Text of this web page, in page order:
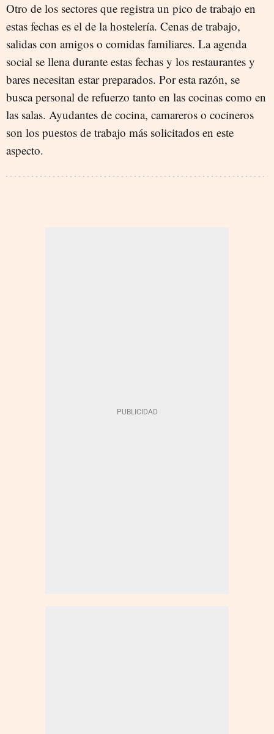
Otro de los sectores que registra un pico de trabajo en
estas fechas es el de la hostelería. Cenas de trabajo,
salidas con amigos o comidas familiares. La agenda
social se llena durante estas fechas y los restaurantes y
bares necesitan estar preparados. Por esta razón, se
busca personal de refuerzo tanto en las cocinas como en
las salas. Ayudantes de cocina, camareros o cocineros
son los puestos de trabajo más solicitados en este
aspecto.